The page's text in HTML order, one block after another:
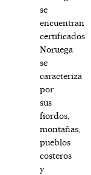
se
encuentran
certificados.
Noruega
se
caracteriza
por
sus
fiordos,
montañas,
pueblos
costeros
y